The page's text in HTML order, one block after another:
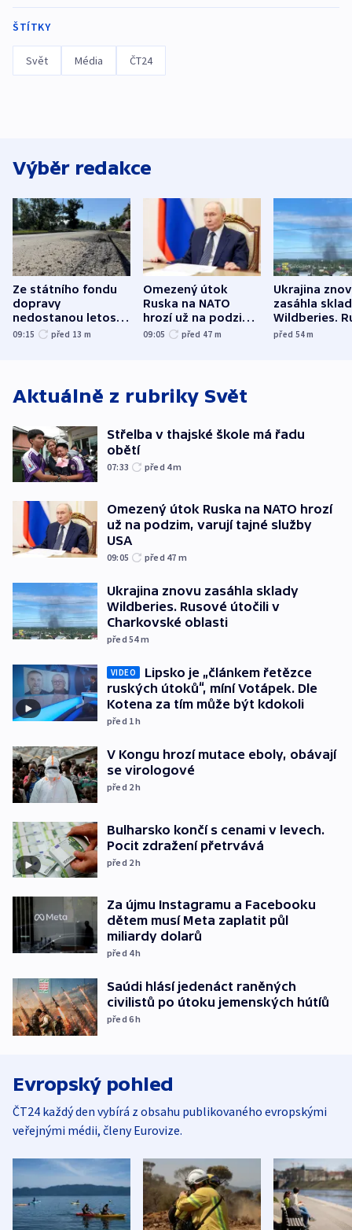
ŠTÍTKY
Svět Média ČT24
Výběr redakce
Ze státního fondu
dopravy
nedostanou letos
kraje na silnice ani
09:15 před 13 m
Omezený útok
Ruska na NATO
hrozí už na podzim,
varují tajné služby
09:05 před 47 m
Ukrajina
zasáhla
Wildberies.
útočili v
před 54m
Aktuálně z rubriky Svět
Střelba v thajské škole má řadu
obětí
07:33 před 4m
Omezený útok Ruska na NATO hrozí
už na podzim, varují tajné služby
USA
09:05 před 47 m
Ukrajina znovu zasáhla sklady
Wildberies. Rusové útočili v
Charkovské oblasti
před 54m
VIDEO
Lipsko je „článkem řetězce
ruských útoků“, míní Votápek. Dle
Kotena za tím může být kdokoli
před 1h
V Kongu hrozí mutace eboly, obávají
se virologové
před 2h
Bulharsko končí s cenami v levech.
Pocit zdražení přetrvává
před 2h
Za újmu Instagramu a Facebooku
dětem musí Meta zaplatit půl
miliardy dolarů
před 4h
Saúdi hlásí jedenáct raněných
civilistů po útoku jemenských hútíů
před 6h
Evropský pohled
ČT24 každý den vybírá z obsahu publikovaného evropskými
veřejnými médii, členy Eurovize.